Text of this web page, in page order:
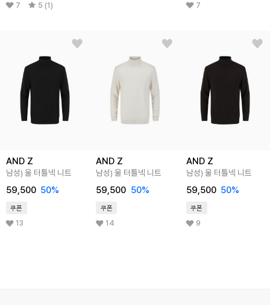
7 5 (1) 7
AND Z
남성) 울 터틀넥 니트
59,500 50%
쿠폰
13
AND Z
남성) 울 터틀넥 니트
59,500 50%
쿠폰
14
AND Z
남성) 울 터틀넥 니트
59,500 50%
쿠폰
9